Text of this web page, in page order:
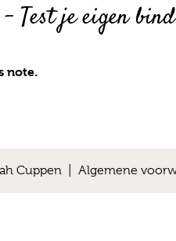
Test je eigen
note.
Cuppen | Algemene